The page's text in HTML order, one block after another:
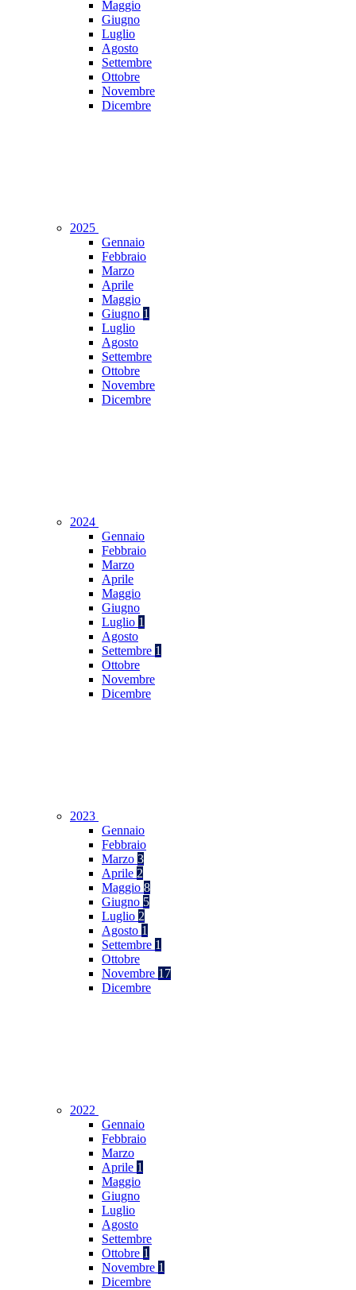
Maggio
Giugno
Luglio
Agosto
Settembre
Ottobre
Novembre
Dicembre
2025
Gennaio
Febbraio
Marzo
Aprile
Maggio
Giugno 1
Luglio
Agosto
Settembre
Ottobre
Novembre
Dicembre
2024
Gennaio
Febbraio
Marzo
Aprile
Maggio
Giugno
Luglio 1
Agosto
Settembre 1
Ottobre
Novembre
Dicembre
2023
Gennaio
Febbraio
Marzo 3
Aprile 2
Maggio 8
Giugno 5
Luglio 2
Agosto 1
Settembre 1
Ottobre
Novembre 17
Dicembre
2022
Gennaio
Febbraio
Marzo
Aprile 1
Maggio
Giugno
Luglio
Agosto
Settembre
Ottobre 1
Novembre 1
Dicembre